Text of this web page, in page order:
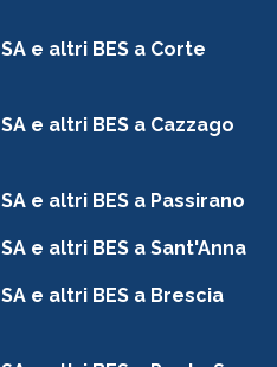
e altri BES a Corte
e altri BES a Cazzago
e altri BES a Passirano
e altri BES a Sant'Anna
e altri BES a Brescia